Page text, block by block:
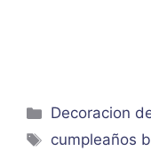
Categorías
Decoracion
Etiquetas
cumpleaños